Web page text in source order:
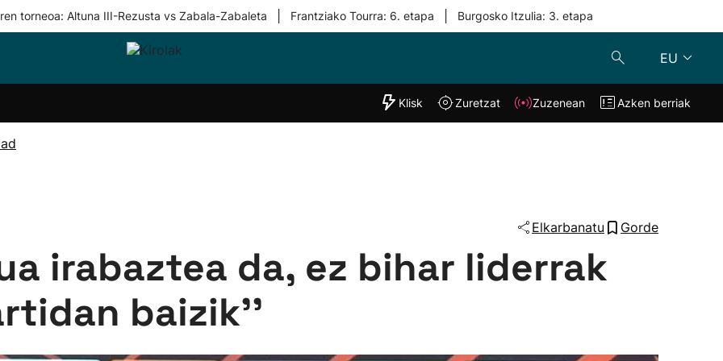
torneoa: Altuna III-Rezusta vs Zabala-Zabaleta Frantziako Tourra: 6. etapa Burgosko Itzulia: 3. etapa
EU
Taldeak
"Helmuga"
Klisk Zuzenean
Klisk Zuretzat Zuzenean Azken berriak
Elkarbanatu Gorde
irabaztea da, ez bihar liderrak
baizik''